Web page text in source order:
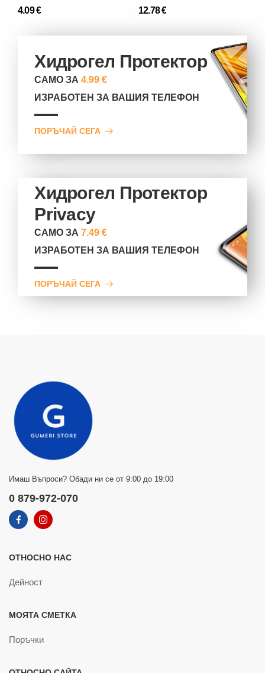
4.09 € 12.78 €
Хидрогел Протектор
САМО ЗА4.99 €
ИЗРАБОТЕН ЗА ВАШИЯ ТЕЛЕФОН
ПОРЪЧАЙ СЕГА
Хидрогел Протектор
Privacy
САМО ЗА7.49 €
ИЗРАБОТЕН ЗА ВАШИЯ ТЕЛЕФОН
ПОРЪЧАЙ СЕГА
Имаш Въпроси? Обади ни се от 9:00 до 19:00
0 879-972-070
ОТНОСНО НАС
Дейност
МОЯТА СМЕТКА
Поръчки